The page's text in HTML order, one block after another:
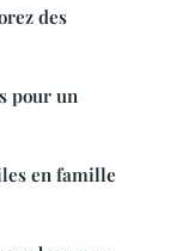
des
pour un
en famille